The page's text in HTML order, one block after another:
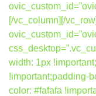
[/vc_column][/
width: 1px
!important;padding-
color: #fafafa